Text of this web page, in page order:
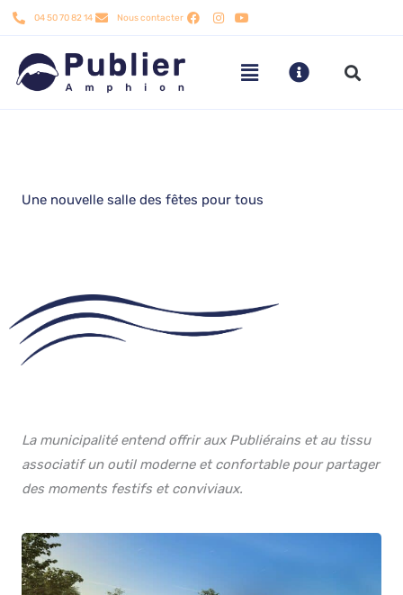
Aller
contenu
04 50 70 82 14 Nous contacter
Une nouvelle salle des fêtes pour tous
La municipalité entend offrir aux Publiérains et au tissu
associatif un outil moderne et confortable pour partager
des moments festifs et conviviaux.